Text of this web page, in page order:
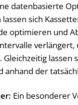
datenbasierte
sich
optimieren und
lassen
anhand der
Ein besonderer